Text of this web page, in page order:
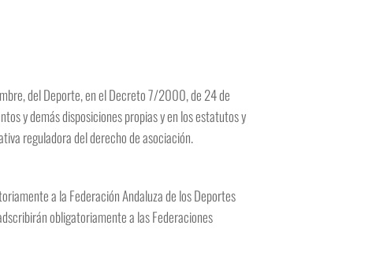
del Deporte, en el Decreto 7/2000, de 24 de
y demás disposiciones propias y en los estatutos y
reguladora del derecho de asociación.
a la Federación Andaluza de los Deportes
obligatoriamente a las Federaciones